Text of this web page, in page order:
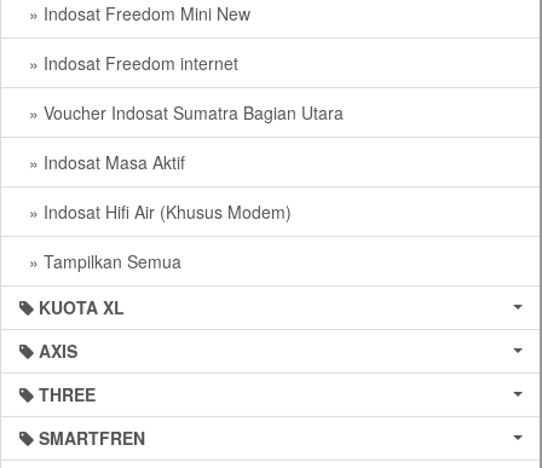
» Indosat Freedom Mini New
» Indosat Freedom internet
» Voucher Indosat Sumatra Bagian Utara
» Indosat Masa Aktif
» Indosat Hifi Air (Khusus Modem)
» Tampilkan Semua
KUOTA XL
AXIS
THREE
SMARTFREN